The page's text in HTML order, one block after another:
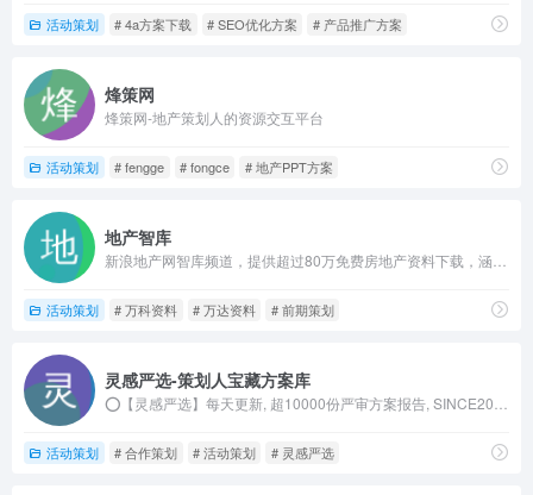
活动策划 # 4a方案下载 # SEO优化方案 # 产品推广方案
烽策网
烽策网-地产策划人的资源交互平台
活动策划 # fengge # fongce # 地产PPT方案
地产智库
活动策划 # 万科资料 # 万达资料 # 前期策划
灵感严选-策划人宝藏方案库
活动策划 # 合作策划 # 活动策划 # 灵感严选